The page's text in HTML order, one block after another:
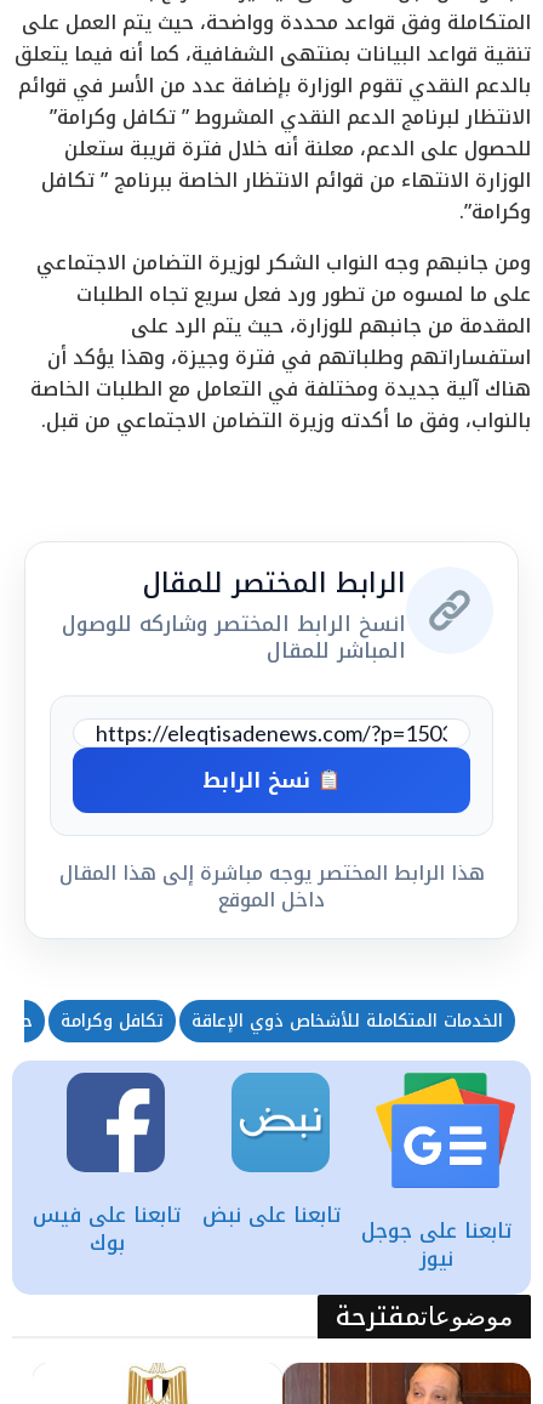
المتكاملة وفق قواعد محددة وواضحة، حيث يتم العمل على
تنقية قواعد البيانات بمنتهى الشفافية، كما أنه فيما يتعلق
بالدعم النقدي تقوم الوزارة بإضافة عدد من الأسر في قوائم
الانتظار لبرنامج الدعم النقدي المشروط ” تكافل وكرامة”
للحصول على الدعم، معلنة أنه خلال فترة قريبة ستعلن
الوزارة الانتهاء من قوائم الانتظار الخاصة ببرنامج ” تكافل
وكرامة”.
ومن جانبهم وجه النواب الشكر لوزيرة التضامن الاجتماعي
على ما لمسوه من تطور ورد فعل سريع تجاه الطلبات
المقدمة من جانبهم للوزارة، حيث يتم الرد على
استفساراتهم وطلباتهم في فترة وجيزة، وهذا يؤكد أن
هناك آلية جديدة ومختلفة في التعامل مع الطلبات الخاصة
بالنواب، وفق ما أكدته وزيرة التضامن الاجتماعي من قبل.
الرابط المختصر للمقال
انسخ الرابط المختصر وشاركه للوصول
المباشر للمقال
نسخ الرابط
هذا الرابط المختصر يوجه مباشرة إلى هذا المقال
داخل الموقع
الخدمات المتكاملة للأشخاص ذوي الإعاقة تكافل وكرامة
تابعنا على فيس
بوك
تابعنا على نبض تابعنا على جوجل
نيوز
موضوعاتمقترحة